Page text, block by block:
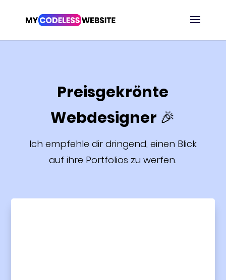
Preisgekrönte
Webdesigner 🎉
Ich empfehle dir dringend, einen Blick
auf ihre Portfolios zu werfen.